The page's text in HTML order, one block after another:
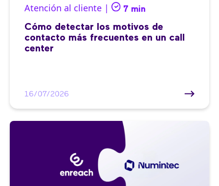
Atención al cliente | 7 min
Cómo detectar los motivos de
contacto más frecuentes en un call
center
16/07/2026